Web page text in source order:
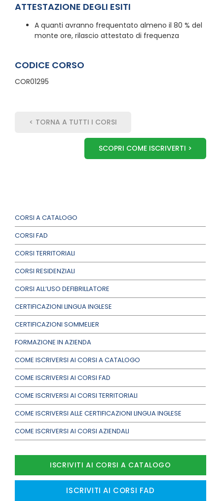
CORSI A CATALOGO
CORSI FAD
CORSI TERRITORIALI
CORSI RESIDENZIALI
CORSI ALL’USO DEFIBRILLATORE
CERTIFICAZIONI LINGUA INGLESE
CERTIFICAZIONI SOMMELIER
FORMAZIONE IN AZIENDA
COME ISCRIVERSI AI CORSI A CATALOGO
COME ISCRIVERSI AI CORSI FAD
COME ISCRIVERSI AI CORSI TERRITORIALI
COME ISCRIVERSI ALLE CERTIFICAZIONI LINGUA INGLESE
COME ISCRIVERSI AI CORSI AZIENDALI
ISCRIVITI AI CORSI A CATALOGO
ISCRIVITI AI CORSI FAD
ATTESTAZIONE DEGLI ESITI
A quanti avranno frequentato almeno il 80 % del
monte ore, rilascio attestato di frequenza
CODICE CORSO
COR01295
< TORNA A TUTTI I CORSI
SCOPRI COME ISCRIVERTI >